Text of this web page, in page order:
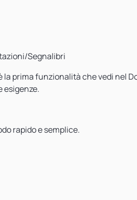
Segnalibri
la prima funzionalità che vedi nel
esigenze.
rapido e semplice.